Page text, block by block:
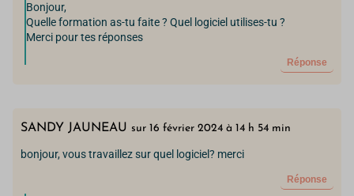
Bonjour,
Quelle formation as-tu faite ? Quel logiciel utilises-tu ?
Merci pour tes réponses
Réponse
SANDY JAUNEAU sur 16 février 2024 à 14 h 54 min
bonjour, vous travaillez sur quel logiciel? merci
Réponse